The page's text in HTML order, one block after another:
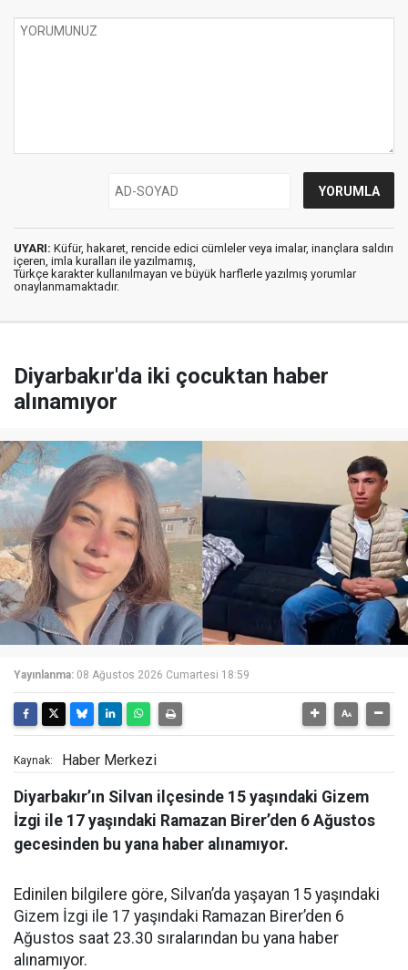
UYARI: Küfür, hakaret, rencide edici cümleler veya imalar, inançlara saldırı
içeren, imla kuralları ile yazılmamış,
Türkçe karakter kullanılmayan ve büyük harflerle yazılmış yorumlar
onaylanmamaktadır.
Diyarbakır'da iki çocuktan haber
alınamıyor
Yayınlanma: 08 Ağustos 2026 Cumartesi 18:59
Kaynak: Haber Merkezi
Diyarbakır’ın Silvan ilçesinde 15 yaşındaki Gizem
İzgi ile 17 yaşındaki Ramazan Birer’den 6 Ağustos
gecesinden bu yana haber alınamıyor.
Edinilen bilgilere göre, Silvan’da yaşayan 15 yaşındaki
Gizem İzgi ile 17 yaşındaki Ramazan Birer’den 6
Ağustos saat 23.30 sıralarından bu yana haber
alınamıyor.